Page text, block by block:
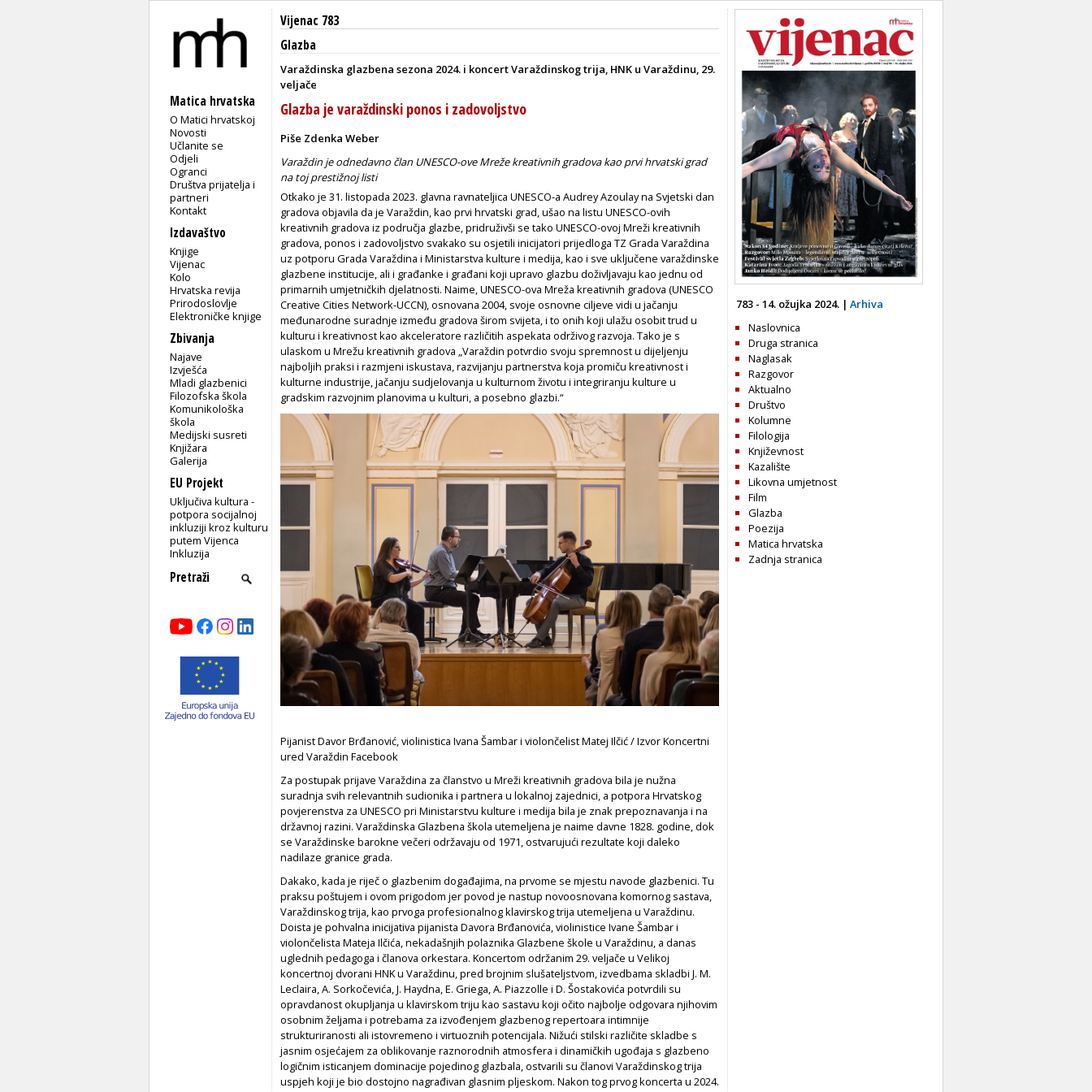
Matica hrvatska
O Matici hrvatskoj
Novosti
Učlanite se
Odjeli
Ogranci
Društva prijatelja i
partneri
Kontakt
Izdavaštvo
Knjige
Vijenac
Kolo
Hrvatska revija
Prirodoslovlje
Elektroničke knjige
Zbivanja
Najave
Izvješća
Mladi glazbenici
Filozofska škola
Komunikološka
škola
Medijski susreti
Knjižara
Galerija
EU Projekt
Uključiva kultura -
potpora socijalnoj
inkluziji kroz kulturu
putem Vijenca
Inkluzija
Vijenac 783
Glazba
Varaždinska glazbena sezona 2024. i koncert Varaždinskog trija, HNK u Varaždinu, 29.
veljače
Glazba je varaždinski ponos i zadovoljstvo
Piše Zdenka Weber
Varaždin je odnedavno član UNESCO-ove Mreže kreativnih gradova kao prvi hrvatski grad
na toj prestižnoj listi
Otkako je 31. listopada 2023. glavna ravnateljica UNESCO-a Audrey Azoulay na Svjetski dan
gradova objavila da je Varaždin, kao prvi hrvatski grad, ušao na listu UNESCO-ovih
kreativnih gradova iz područja glazbe, pridruživši se tako UNESCO-ovoj Mreži kreativnih
gradova, ponos i zadovoljstvo svakako su osjetili inicijatori prijedloga TZ Grada Varaždina
uz potporu Grada Varaždina i Ministarstva kulture i medija, kao i sve uključene varaždinske
glazbene institucije, ali i građanke i građani koji upravo glazbu doživljavaju kao jednu od
primarnih umjetničkih djelatnosti. Naime, UNESCO-ova Mreža kreativnih gradova (UNESCO
Creative Cities Network-UCCN), osnovana 2004, svoje osnovne ciljeve vidi u jačanju
međunarodne suradnje između gradova širom svijeta, i to onih koji ulažu osobit trud u
kulturu i kreativnost kao akceleratore različitih aspekata održivog razvoja. Tako je s
ulaskom u Mrežu kreativnih gradova „Varaždin potvrdio svoju spremnost u dijeljenju
najboljih praksi i razmjeni iskustava, razvijanju partnerstva koja promiču kreativnost i
kulturne industrije, jačanju sudjelovanja u kulturnom životu i integriranju kulture u
gradskim razvojnim planovima u kulturi, a posebno glazbi.“
Pijanist Davor Brđanović, violinistica Ivana Šambar i violončelist Matej Ilčić / Izvor Koncertni
ured Varaždin Facebook
Za postupak prijave Varaždina za članstvo u Mreži kreativnih gradova bila je nužna
suradnja svih relevantnih sudionika i partnera u lokalnoj zajednici, a potpora Hrvatskog
povjerenstva za UNESCO pri Ministarstvu kulture i medija bila je znak prepoznavanja i na
državnoj razini. Varaždinska Glazbena škola utemeljena je naime davne 1828. godine, dok
se Varaždinske barokne večeri održavaju od 1971, ostvarujući rezultate koji daleko
nadilaze granice grada.
Dakako, kada je riječ o glazbenim događajima, na prvome se mjestu navode glazbenici. Tu
praksu poštujem i ovom prigodom jer povod je nastup novoosnovana komornog sastava,
Varaždinskog trija, kao prvoga profesionalnog klavirskog trija utemeljena u Varaždinu.
Doista je pohvalna inicijativa pijanista Davora Brđanovića, violinistice Ivane Šambar i
violončelista Mateja Ilčića, nekadašnjih polaznika Glazbene škole u Varaždinu, a danas
uglednih pedagoga i članova orkestara. Koncertom održanim 29. veljače u Velikoj
koncertnoj dvorani HNK u Varaždinu, pred brojnim slušateljstvom, izvedbama skladbi J. M.
Leclaira, A. Sorkočevića, J. Haydna, E. Griega, A. Piazzolle i D. Šostakovića potvrdili su
opravdanost okupljanja u klavirskom triju kao sastavu koji očito najbolje odgovara njihovim
osobnim željama i potrebama za izvođenjem glazbenog repertoara intimnije
strukturiranosti ali istovremeno i virtuoznih potencijala. Nižući stilski različite skladbe s
jasnim osjećajem za oblikovanje raznorodnih atmosfera i dinamičkih ugođaja s glazbeno
logičnim isticanjem dominacije pojedinog glazbala, ostvarili su članovi Varaždinskog trija
uspjeh koji je bio dostojno nagrađivan glasnim pljeskom. Nakon tog prvog koncerta u 2024.
783 - 14. ožujka 2024. | Arhiva
Naslovnica
Druga stranica
Naglasak
Razgovor
Aktualno
Društvo
Kolumne
Filologija
Književnost
Kazalište
Likovna umjetnost
Film
Glazba
Poezija
Matica hrvatska
Zadnja stranica